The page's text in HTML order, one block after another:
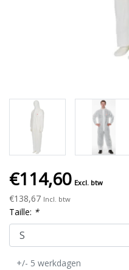
€114,60 Excl. btw
€138,67 Incl. btw
Taille: *
+/- 5 werkdagen